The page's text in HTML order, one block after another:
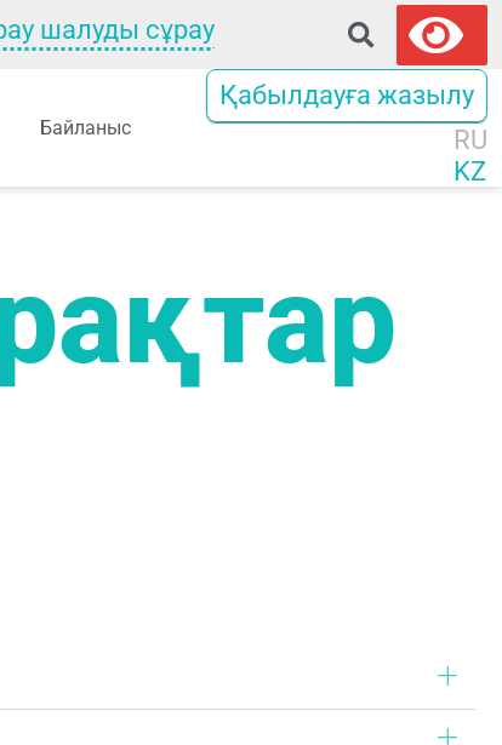
шалуды сұрау
Байланыс
Қабылдауға жазылу
RU
KZ